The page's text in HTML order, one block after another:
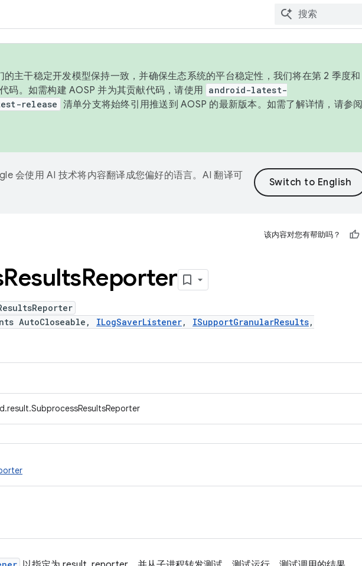
的主干稳定开发模型保持一致，并确保生态系统的平台稳定性，我们将在第 2 季度和
码。如需构建 AOSP 并为其贡献代码，请使用 android-latest-
release 清单分支将始终引用推送到 AOSP 的最新版本。如需了解详情，请参阅
会使用 AI 技术将内容翻译成您偏好的语言。AI 翻译可
该内容对您有帮助吗？
ResultsReporter
AutoCloseable, ILogSaverListener, ISupportGranularResults,